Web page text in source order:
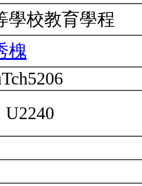
學校教育學程
槐
U2240